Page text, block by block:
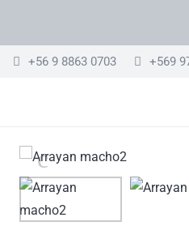
+56 9 8863 0703 +569